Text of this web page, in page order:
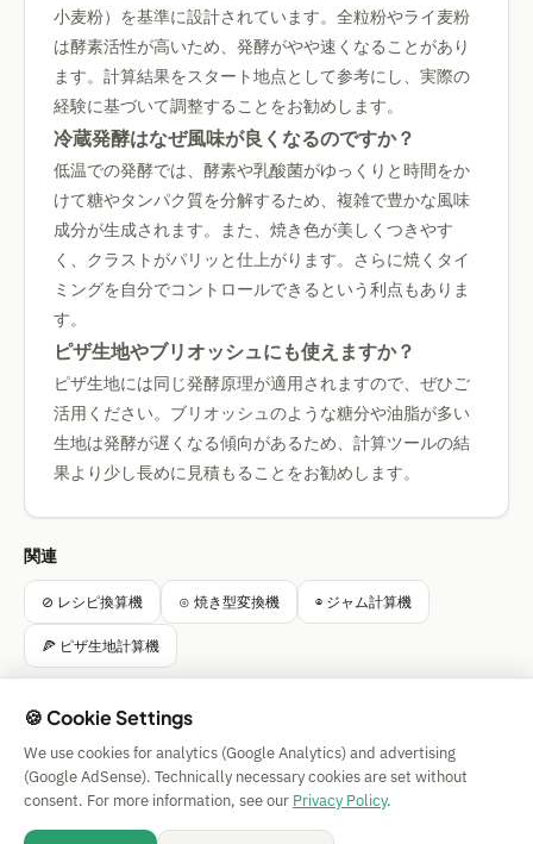
小麦粉）を基準に設計されています。全粒粉やライ麦粉
は酵素活性が高いため、発酵がやや速くなることがあり
ます。計算結果をスタート地点として参考にし、実際の
経験に基づいて調整することをお勧めします。
冷蔵発酵はなぜ風味が良くなるのですか？
低温での発酵では、酵素や乳酸菌がゆっくりと時間をか
けて糖やタンパク質を分解するため、複雑で豊かな風味
成分が生成されます。また、焼き色が美しくつきやす
く、クラストがパリッと仕上がります。さらに焼くタイ
ミングを自分でコントロールできるという利点もありま
す。
ピザ生地やブリオッシュにも使えますか？
ピザ生地には同じ発酵原理が適用されますので、ぜひご
活用ください。ブリオッシュのような糖分や油脂が多い
生地は発酵が遅くなる傾向があるため、計算ツールの結
果より少し長めに見積もることをお勧めします。
関連
⊘ レシピ換算機 ⊙ 焼き型変換機 ⊗ ジャム計算機
🍕 ピザ生地計算機
Simple Calculator
Impressum
| Privacy | Terms |
🍪 Cookies
🍪 Cookie Settings
We use cookies for analytics (Google Analytics) and advertising
(Google AdSense). Technically necessary cookies are set without
consent. For more information, see our Privacy Policy.